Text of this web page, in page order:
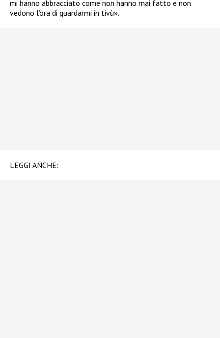
mi hanno abbracciato come non hanno mai fatto e non
vedono l’ora di guardarmi in tivù».
LEGGI ANCHE: